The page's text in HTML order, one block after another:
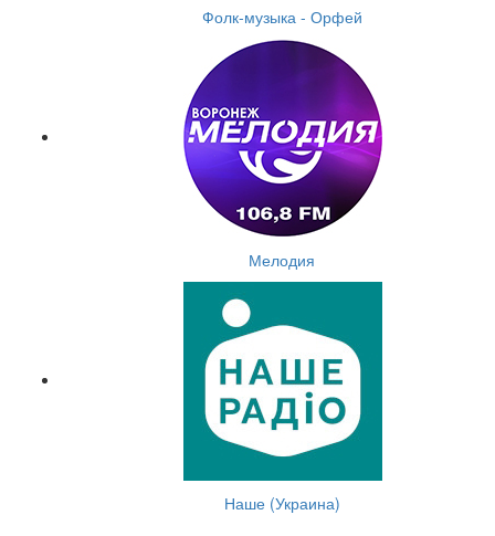
Фолк-музыка - Орфей
Мелодия
Наше (Украина)